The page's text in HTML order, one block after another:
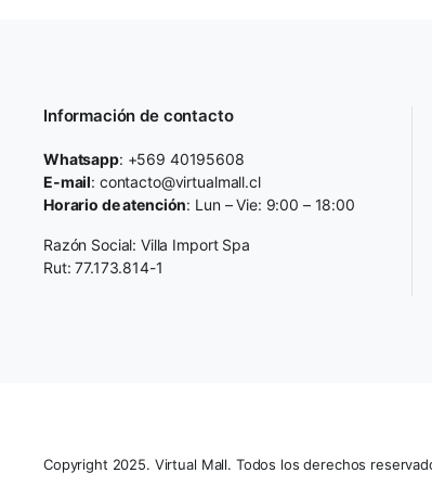
Información de contacto
Whatsapp: +569 40195608
E-mail: contacto@virtualmall.cl
Horario de atención: Lun – Vie: 9:00 – 18:00
Razón Social: Villa Import Spa
Rut: 77.173.814-1
Copyright 2025. Virtual Mall. Todos los derechos